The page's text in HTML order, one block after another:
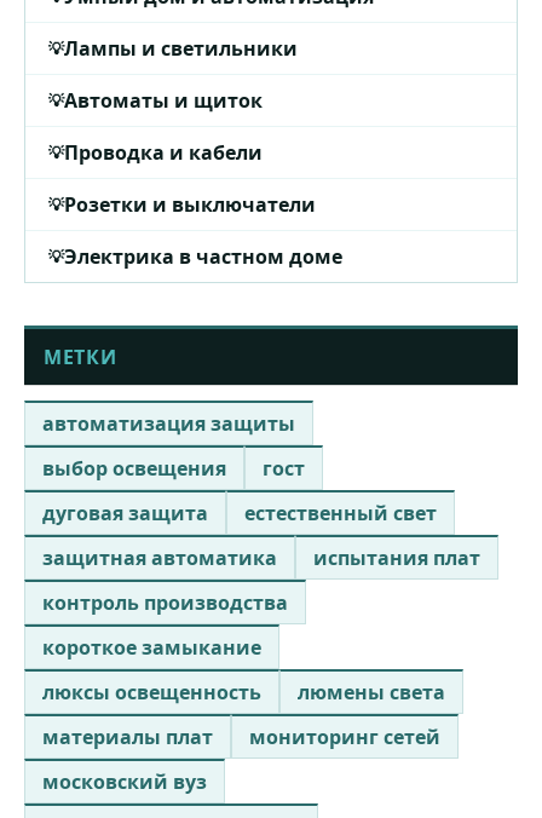
Лампы и светильники
Автоматы и щиток
Проводка и кабели
Розетки и выключатели
Электрика в частном доме
МЕТКИ
автоматизация защиты
выбор освещения
гост
дуговая защита
естественный свет
защитная автоматика
испытания плат
контроль производства
короткое замыкание
люксы освещенность
люмены света
материалы плат
мониторинг сетей
московский вуз